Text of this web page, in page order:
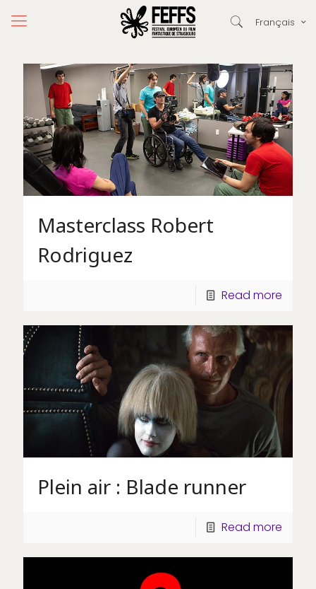
Français
Masterclass Robert
Rodriguez
Read more
Plein air : Blade runner
Read more